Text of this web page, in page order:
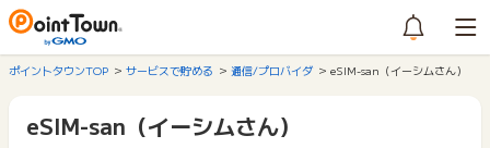
ポイントタウンTOP サービスで貯める 通信/プロバイダ eSIM-san（イーシムさん）
eSIM-san（イーシムさん）